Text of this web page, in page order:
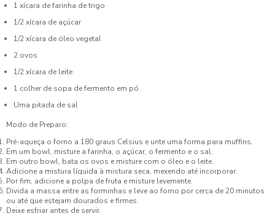
1 xícara de farinha de trigo
1/2 xícara de açúcar
1/2 xícara de óleo vegetal
2 ovos
1/2 xícara de leite
1 colher de sopa de fermento em pó
Uma pitada de sal
Modo de Preparo:
Pré-aqueça o forno a 180 graus Celsius e unte uma forma para muffins.
Em um bowl, misture a farinha, o açúcar, o fermento e o sal.
Em outro bowl, bata os ovos e misture com o óleo e o leite.
Adicione a mistura líquida à mistura seca, mexendo até incorporar.
Por fim, adicione a polpa de fruta e misture levemente.
Divida a massa entre as forminhas e leve ao forno por cerca de 20 minutos
ou até que estejam dourados e firmes.
Deixe esfriar antes de servir.